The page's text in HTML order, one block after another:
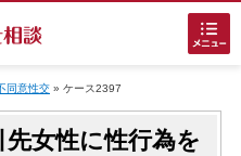
同意性交» ケース2397
女性に性行為を